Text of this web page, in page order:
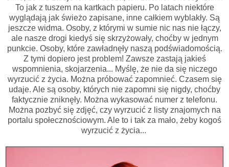
To jak z tuszem na kartkach papieru. Po latach niektóre
wyglądają jak świeżo zapisane, inne całkiem wyblakły. Są
jeszcze widma. Osoby, z którymi w sumie nic nas nie łączy,
ale nasze drogi kiedyś się skrzyżowały, choćby w jednym
punkcie. Osoby, które zawładnęły naszą podświadomością.
Z tymi dopiero jest problem! Zawsze zastają jakieś
wspomnienia, skojarzenia... Myślę, że nie da się niczego
wyrzucić z życia. Można próbować zapomnieć. Czasem się
udaje. Ale są osoby, których nie zapomni się nigdy, choćby
faktycznie zniknęły. Można wykasować numer z telefonu.
Można pozbyć się zdjęć, czy wyrzucić z listy znajomych na
portalu społecznościowym. Ale to i tak za mało, żeby kogoś
wyrzucić z życia...